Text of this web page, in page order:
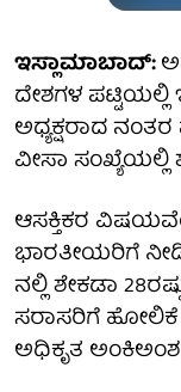
ಇಸ್ಲಾಮಾಬಾದ್:
ದೇಶಗಳ ಪಟ್ಟಿಯಲ್ಲಿ
ಅಧ್ಯಕ್ಷರಾದ
ವೀಸಾ
ಆಸಕ್ತಿಕರ
ಭಾರತೀಯರಿಗೆ
ನಲ್ಲಿ ಶೇಕಡಾ
ಸರಾಸರಿಗೆ ಹೋಲಿಕೆ
ಅಧಿಕೃತ ಅಂಕಿಅಂಶ